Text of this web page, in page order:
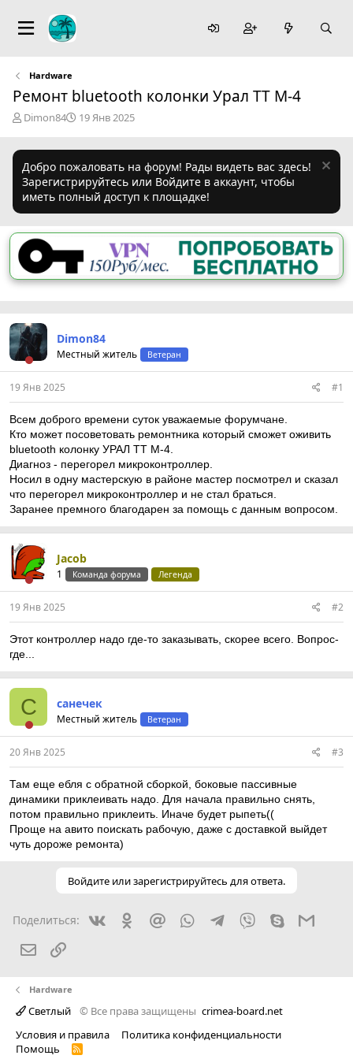
Hardware
Ремонт bluetooth колонки Урал ТТ М-4
А
р
т
е
м
ы
Dimon84
Д
н
а
ч
а
л
19 Янв 2025
Добро пожаловать на форум! Рады видеть вас здесь!
Зарегистрируйтесь или Войдите в аккаунт, чтобы
иметь полный доступ к площадке!
Dimon84
Местный житель Ветеран
19 Янв 2025 #1
Всем доброго времени суток уважаемые форумчане.
Кто может посоветовать ремонтника который сможет оживить
bluetooth колонку УРАЛ ТТ М-4.
Диагноз - перегорел микроконтроллер.
Носил в одну мастерскую в районе мастер посмотрел и сказал
что перегорел микроконтроллер и не стал браться.
Заранее премного благодарен за помощь с данным вопросом.
Jacob
1 Команда форума Легенда
19 Янв 2025 #2
Этот контроллер надо где-то заказывать, скорее всего. Вопрос-
где...
С санечек
Местный житель Ветеран
20 Янв 2025 #3
Там еще ебля с обратной сборкой, боковые пассивные
динамики приклеивать надо. Для начала правильно снять,
потом правильно приклеить. Иначе будет рыпеть((
Проще на авито поискать рабочую, даже с доставкой выйдет
чуть дороже ремонта)
Войдите или зарегистрируйтесь для ответа.
Поделиться: ВконтактеОдноклассники
Mail.ru WhatsAppTelegram
Viber SkypeGmail
Электронная почта
Hardware
Светлый © Все права защищены crimea-board.net
Условия и правила
Политика конфиденциальности
Помощь
R